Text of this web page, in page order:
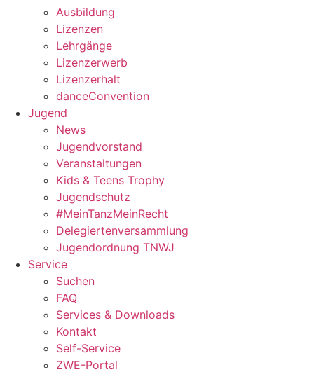
Ausbildung
Lizenzen
Lehrgänge
Lizenzerwerb
Lizenzerhalt
danceConvention
Jugend
News
Jugendvorstand
Veranstaltungen
Kids & Teens Trophy
Jugendschutz
#MeinTanzMeinRecht
Delegiertenversammlung
Jugendordnung TNWJ
Service
Suchen
FAQ
Services & Downloads
Kontakt
Self-Service
ZWE-Portal